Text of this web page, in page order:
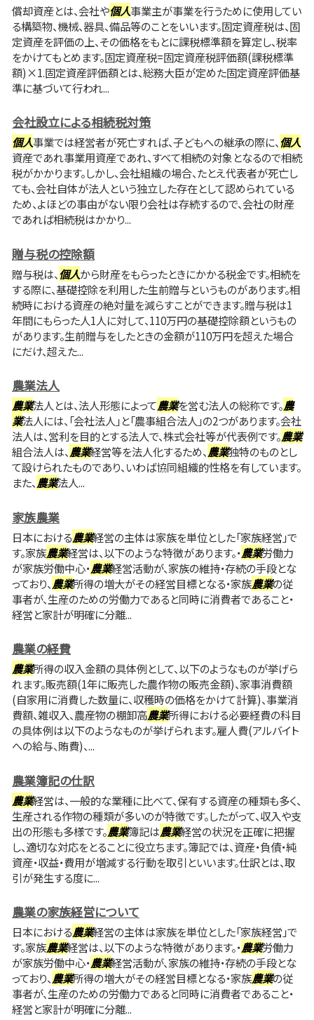
償却資産とは、会社や個人事業主が事業を行うために使用してい
る構築物、機械、器具、備品等のことをいいます。固定資産税は、固
定資産を評価の上、その価格をもとに課税標準額を算定し、税率
をかけてもとめます。固定資産税=固定資産税評価額(課税標準
額)×1.固定資産評価額とは、総務大臣が定めた固定資産評価基
準に基づいて行われ...
会社設立による相続税対策
個人事業では経営者が死亡すれば、子どもへの継承の際に、 個人
資産であれ事業用資産であれ、すべて相続の対象となるので相続
税がかかります。しかし、会社組織の場合、たとえ代表者が死亡し
ても、会社自体が法人という独立した存在として認められている
ため、よほどの事由がない限り会社は存続するので、会社の財産
であれば相続税はかかり...
贈与税の控除額
贈与税は、 個人から財産をもらったときにかかる税金です。相続を
する際に、基礎控除を利用した生前贈与というものがあります。相
続時における資産の絶対量を減らすことができます。贈与税は1
年間にもらった人1人に対して、110万円の基礎控除額というもの
があります。生前贈与をしたときの金額が110万円を超えた場合
にだけ、超えた...
農業法人
農業法人とは、法人形態によって農業を営む法人の総称です。農
業法人には、「会社法人」と「農事組合法人」の2つがあります。会社
法人は、営利を目的とする法人で、株式会社等が代表例です。農業
組合法人は、農業経営等を法人化するため、農業独特のものとし
て設けられたものであり、いわば協同組織的性格を有しています。
また、農業法人...
家族農業
日本における農業経営の主体は家族を単位とした「家族経営」で
す。家族農業経営は、以下のような特徴があります。・農業労働力
が家族労働中心・農業経営活動が、家族の維持・存続の手段とな
っており、農業所得の増大がその経営目標となる・家族農業の従
事者が、生産のための労働力であると同時に消費者であること・
経営と家計が明確に分離...
農業の経費
農業所得の収入金額の具体例として、以下のようなものが挙げら
れます。販売額(1年に販売した農作物の販売金額)、家事消費額
(自家用に消費した数量に、収穫時の価格をかけて計算)、事業消
費額、雑収入、農産物の棚卸高農業所得における必要経費の科目
の具体例は以下のようなものが挙げられます。雇人費(アルバイト
への給与、賄費)、...
農業簿記の仕訳
農業経営は、一般的な業種に比べて、保有する資産の種類も多く、
生産される作物の種類が多いのが特徴です。したがって、収入や支
出の形態も多様です。農業簿記は農業経営の状況を正確に把握
し、適切な対応をとることに役立ちます。簿記では、資産・負債・純
資産・収益・費用が増減する行動を取引といいます。仕訳とは、取
引が発生する度に...
農業の家族経営について
日本における農業経営の主体は家族を単位とした「家族経営」で
す。家族農業経営は、以下のような特徴があります。・農業労働力
が家族労働中心・農業経営活動が、家族の維持・存続の手段とな
っており、農業所得の増大がその経営目標となる・家族農業の従
事者が、生産のための労働力であると同時に消費者であること・
経営と家計が明確に分離...